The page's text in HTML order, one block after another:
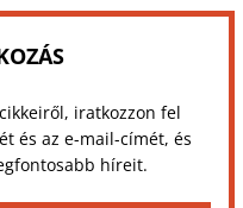
iratkozzon fel
és az e-mail-címét, és
híreit.